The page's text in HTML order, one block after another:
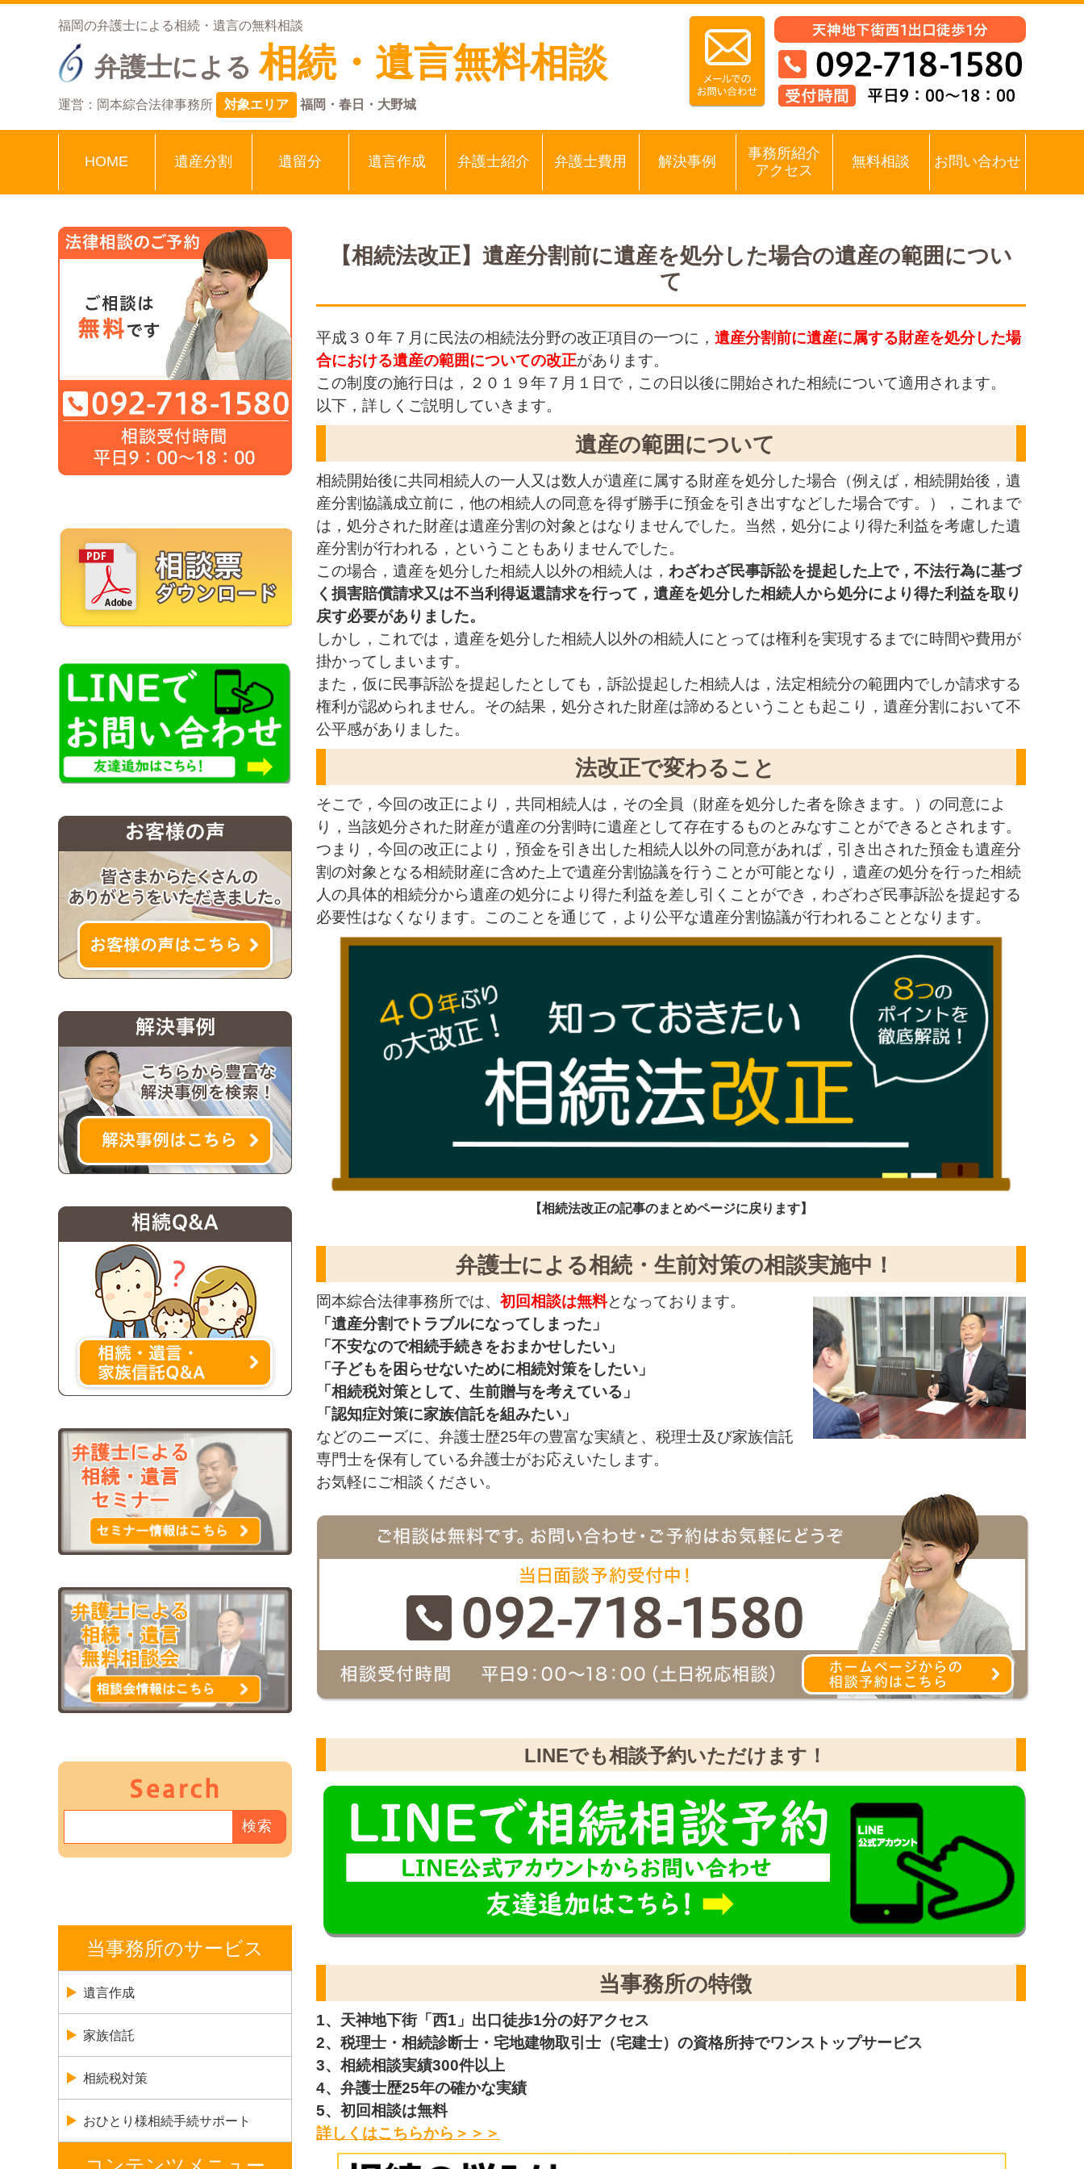
福岡の弁護士による相続・遺言の無料相談
弁護士による相続・遺言無料相談
運営：岡本綜合法律事務所 対象エリア 福岡・春日・大野城
HOME 遺産分割 遺留分 遺言作成 弁護士紹介 弁護士費用 解決事例
事務所紹介
アクセス
無料相談 お問い合わせ
【相続法改正】遺産分割前に遺産を処分した場合の遺産の範囲につい
て
平成３０年７月に民法の相続法分野の改正項目の一つに， 遺産分割前に遺産に属する財産を処分した場
合における遺産の範囲についての改正があります。
この制度の施行日は，２０１９年７月１日で，この日以後に開始された相続について適用されます。
以下，詳しくご説明していきます。
遺産の範囲について
相続開始後に共同相続人の一人又は数人が遺産に属する財産を処分した場合（例えば，相続開始後，遺
産分割協議成立前に，他の相続人の同意を得ず勝手に預金を引き出すなどした場合です。），これまで
は，処分された財産は遺産分割の対象とはなりませんでした。当然，処分により得た利益を考慮した遺
産分割が行われる，ということもありませんでした。
この場合，遺産を処分した相続人以外の相続人は， わざわざ民事訴訟を提起した上で，不法行為に基づ
く損害賠償請求又は不当利得返還請求を行って，遺産を処分した相続人から処分により得た利益を取り
戻す必要がありました。
しかし，これでは，遺産を処分した相続人以外の相続人にとっては権利を実現するまでに時間や費用が
掛かってしまいます。
また，仮に民事訴訟を提起したとしても，訴訟提起した相続人は，法定相続分の範囲内でしか請求する
権利が認められません。その結果，処分された財産は諦めるということも起こり，遺産分割において不
公平感がありました。
法改正で変わること
そこで，今回の改正により，共同相続人は，その全員（財産を処分した者を除きます。）の同意によ
り，当該処分された財産が遺産の分割時に遺産として存在するものとみなすことができるとされます。
つまり，今回の改正により，預金を引き出した相続人以外の同意があれば，引き出された預金も遺産分
割の対象となる相続財産に含めた上で遺産分割協議を行うことが可能となり，遺産の処分を行った相続
人の具体的相続分から遺産の処分により得た利益を差し引くことができ，わざわざ民事訴訟を提起する
必要性はなくなります。このことを通じて，より公平な遺産分割協議が行われることとなります。
【相続法改正の記事のまとめページに戻ります】
弁護士による相続・生前対策の相談実施中！
岡本綜合法律事務所では、 初回相談は無料となっております。
「遺産分割でトラブルになってしまった」
「不安なので相続手続きをおまかせしたい」
「子どもを困らせないために相続対策をしたい」
「相続税対策として、生前贈与を考えている」
「認知症対策に家族信託を組みたい」
などのニーズに、弁護士歴25年の豊富な実績と、税理士及び家族信託
専門士を保有している弁護士がお応えいたします。
お気軽にご相談ください。
LINEでも相談予約いただけます！
当事務所の特徴
1、天神地下街「西1」出口徒歩1分の好アクセス
2、税理士・相続診断士・宅地建物取引士（宅建士）の資格所持でワンストップサービス
3、相続相談実績300件以上
4、弁護士歴25年の確かな実績
5、初回相談は無料
詳しくはこちらから＞＞＞
当事務所のサービス
遺言作成
家族信託
相続税対策
おひとり様相続手続サポート